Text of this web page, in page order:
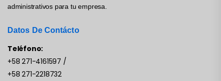
administrativos para tu empresa.
Datos De Contácto
Teléfono:
+58 271-4161597 /
+58 271-2218732